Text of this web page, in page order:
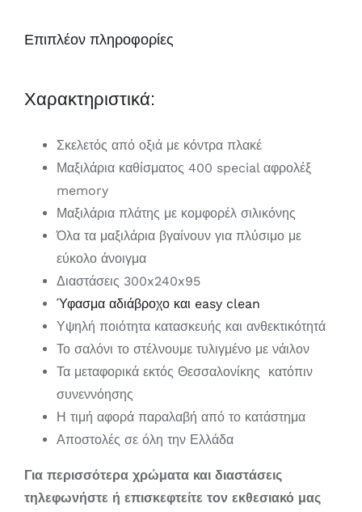
Επιπλέον πληροφορίες
Χαρακτηριστικά:
Σκελετός από οξιά με κόντρα πλακέ
Μαξιλάρια καθίσματος 400 special αφρολέξ
memory
Μαξιλάρια πλάτης με κομφορέλ σιλικόνης
Όλα τα μαξιλάρια βγαίνουν για πλύσιμο με
εύκολο άνοιγμα
Διαστάσεις 300x240x95
Ύφασμα αδιάβροχο και easy clean
Υψηλή ποιότητα κατασκευής και ανθεκτικότητά
Το σαλόνι το στέλνουμε τυλιγμένο με νάιλον
Τα μεταφορικά εκτός Θεσσαλονίκης κατόπιν
συνεννόησης
Η τιμή αφορά παραλαβή από το κατάστημα
Αποστολές σε όλη την Ελλάδα
Για περισσότερα χρώματα και διαστάσεις
τηλεφωνήστε ή επισκεφτείτε τον εκθεσιακό μας